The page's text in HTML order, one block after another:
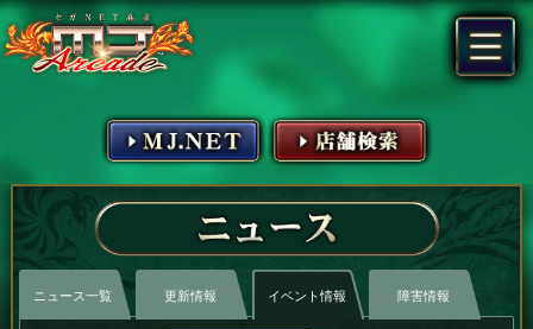
MJ.NET
ニュース
ニュース一覧 更新情報 イベント情報 障害情報